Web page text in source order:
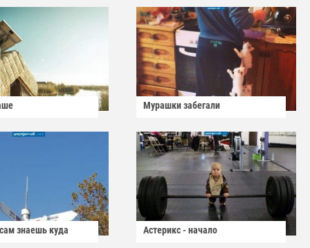
Мурашки забегали
знаешь куда Астерикс - начало